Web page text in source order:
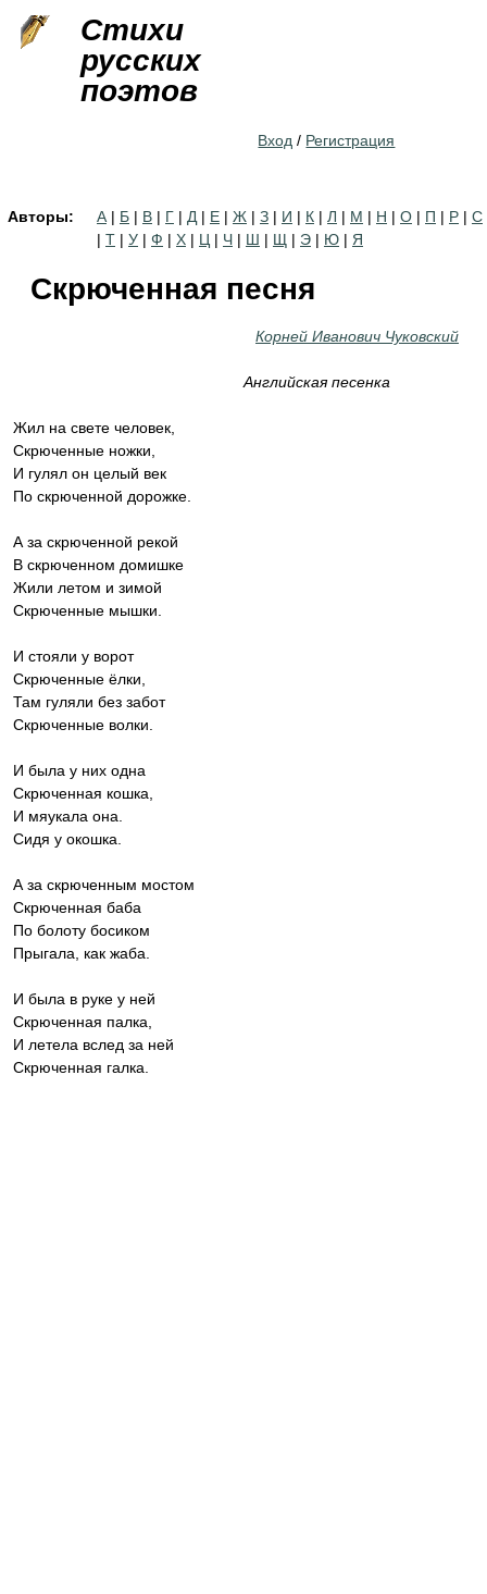
Стихи
русских
поэтов
Вход / Регистрация
Авторы: А | Б | В | Г | Д | Е | Ж | З | И | К | Л | М | Н | О | П | Р | С
| Т | У | Ф | Х | Ц | Ч | Ш | Щ | Э | Ю | Я
Скрюченная песня
Корней Иванович Чуковский
Английская песенка
Жил на свете человек,
Скрюченные ножки,
И гулял он целый век
По скрюченной дорожке.
А за скрюченной рекой
В скрюченном домишке
Жили летом и зимой
Скрюченные мышки.
И стояли у ворот
Скрюченные ёлки,
Там гуляли без забот
Скрюченные волки.
И была у них одна
Скрюченная кошка,
И мяукала она.
Сидя у окошка.
А за скрюченным мостом
Скрюченная баба
По болоту босиком
Прыгала, как жаба.
И была в руке у ней
Скрюченная палка,
И летела вслед за ней
Скрюченная галка.